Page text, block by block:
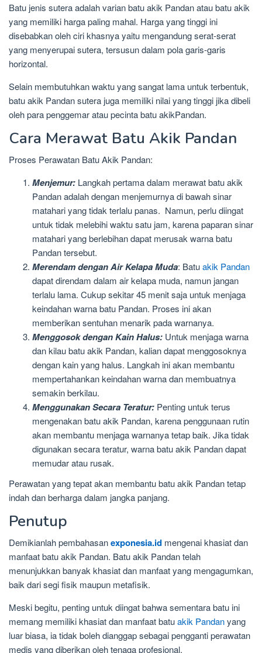
Batu jenis sutera adalah varian batu akik Pandan atau batu akik
yang memiliki harga paling mahal. Harga yang tinggi ini
disebabkan oleh ciri khasnya yaitu mengandung serat-serat
yang menyerupai sutera, tersusun dalam pola garis-garis
horizontal.
Selain membutuhkan waktu yang sangat lama untuk terbentuk,
batu akik Pandan sutera juga memiliki nilai yang tinggi jika dibeli
oleh para penggemar atau pecinta batu akikPandan.
Cara Merawat Batu Akik Pandan
Proses Perawatan Batu Akik Pandan:
Menjemur: Langkah pertama dalam merawat batu akik
Pandan adalah dengan menjemurnya di bawah sinar
matahari yang tidak terlalu panas. Namun, perlu diingat
untuk tidak melebihi waktu satu jam, karena paparan sinar
matahari yang berlebihan dapat merusak warna batu
Pandan tersebut.
Merendam dengan Air Kelapa Muda: Batuakik Pandan
dapat direndam dalam air kelapa muda, namun jangan
terlalu lama. Cukup sekitar 45 menit saja untuk menjaga
keindahan warna batu Pandan. Proses ini akan
memberikan sentuhan menarik pada warnanya.
Menggosok dengan Kain Halus: Untuk menjaga warna
dan kilau batu akik Pandan, kalian dapat menggosoknya
dengan kain yang halus. Langkah ini akan membantu
mempertahankan keindahan warna dan membuatnya
semakin berkilau.
Menggunakan Secara Teratur: Penting untuk terus
mengenakan batu akik Pandan, karena penggunaan rutin
akan membantu menjaga warnanya tetap baik. Jika tidak
digunakan secara teratur, warna batu akik Pandan dapat
memudar atau rusak.
Perawatan yang tepat akan membantu batu akik Pandan tetap
indah dan berharga dalam jangka panjang.
Penutup
Demikianlah pembahasanexponesia.id mengenai khasiat dan
manfaat batu akik Pandan. Batu akik Pandan telah
menunjukkan banyak khasiat dan manfaat yang mengagumkan,
baik dari segi fisik maupun metafisik.
Meski begitu, penting untuk diingat bahwa sementara batu ini
memang memiliki khasiat dan manfaat batuakik Pandanyang
luar biasa, ia tidak boleh dianggap sebagai pengganti perawatan
medis yang diberikan oleh tenaga profesional.